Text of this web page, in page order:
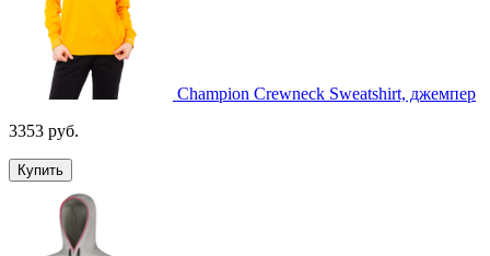
Champion Crewneck Sweatshirt, джемпер
3353 руб.
Купить